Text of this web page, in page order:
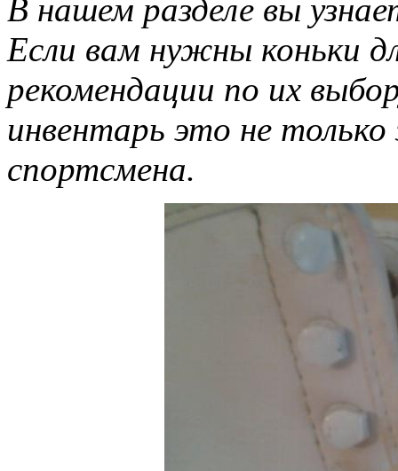
В нашем разделе вы
Если вам нужны коньки
рекомендации по их
инвентарь это не только
спортсмена.